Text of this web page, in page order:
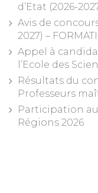
d’Etat (2026-
Avis de
2027) –
Appel à
l’Ecole des
Résultats du
Professeurs
Participation au
Régions 2026